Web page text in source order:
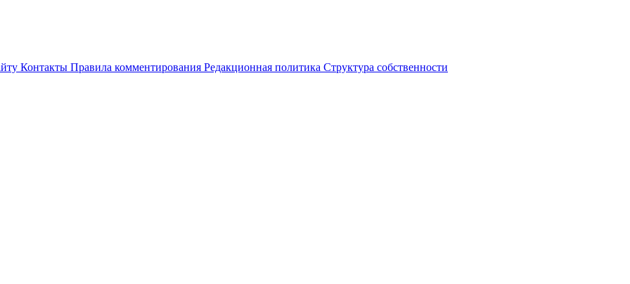
Контакты Правила комментирования Редакционная политика Структура собственности